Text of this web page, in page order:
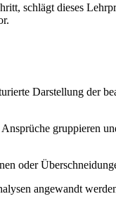
schlägt dieses
Darstellung der
gruppieren
oder
angewandt